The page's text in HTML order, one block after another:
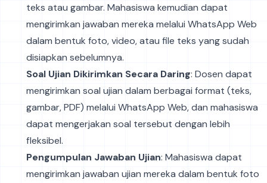
teks atau gambar. Mahasiswa kemudian dapat
mengirimkan jawaban mereka melalui WhatsApp Web
dalam bentuk foto, video, atau file teks yang sudah
disiapkan sebelumnya.
Soal Ujian Dikirimkan Secara Daring: Dosen dapat
mengirimkan soal ujian dalam berbagai format (teks,
gambar, PDF) melalui WhatsApp Web, dan mahasiswa
dapat mengerjakan soal tersebut dengan lebih
fleksibel.
Pengumpulan Jawaban Ujian: Mahasiswa dapat
mengirimkan jawaban ujian mereka dalam bentuk foto